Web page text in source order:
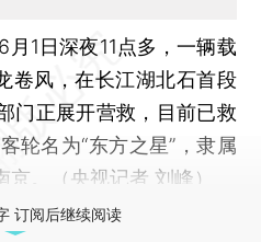
1日深夜11点多，一辆载
卷风，在长江湖北石首段
门正展开营救，目前已救
轮名为“东方之星”，隶属
。（央视记者 刘峰）
订阅后继续阅读